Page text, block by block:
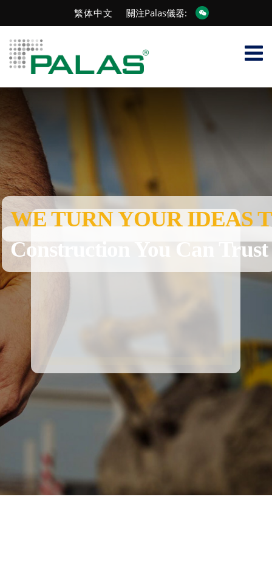
繁体中文 關注Palas儀器:
WE TURN YOUR IDEAS
Construction You Can Trust